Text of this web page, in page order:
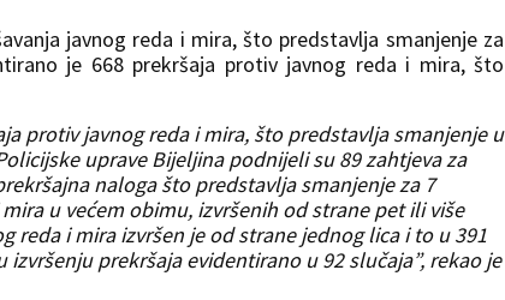
javnog reda i mira, što predstavlja smanjenje za
je 668 prekršaja protiv javnog reda i mira, što
protiv javnog reda i mira, što predstavlja smanjenje u
uprave Bijeljina podnijeli su 89 zahtjeva za
naloga što predstavlja smanjenje za 7
u većem obimu, izvršenih od strane pet ili više
reda i mira izvršen je od strane jednog lica i to u 391
prekršaja evidentirano u 92 slučaja”, rekao je